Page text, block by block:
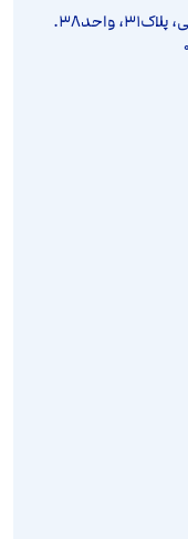
تهران، سعادت آباد، کوچه حق طلب غربی، پلاک۳۱، واحد۳۸.